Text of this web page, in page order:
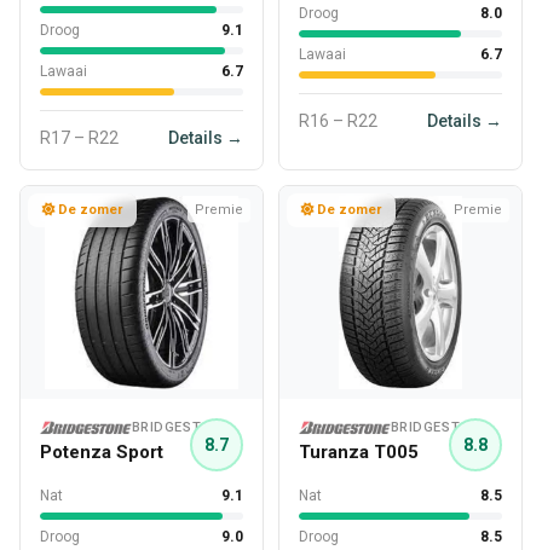
Droog 9.1
Lawaai 6.7
R17 – R22 Details →
Droog 8.0
Lawaai 6.7
R16 – R22 Details →
De zomer Premie
BRIDGESTONE
Potenza Sport 8.7
Nat 9.1
Droog 9.0
De zomer Premie
BRIDGESTONE
Turanza T005 8.8
Nat 8.5
Droog 8.5